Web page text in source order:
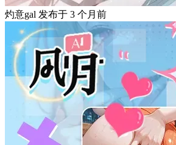
灼意gal 发布于 3 个月前